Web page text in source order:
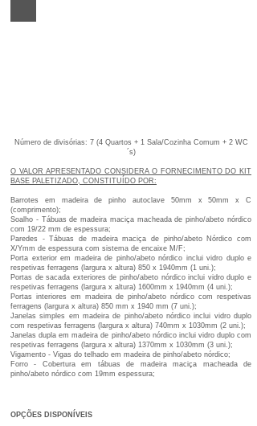
Número de divisórias: 7 (4 Quartos + 1 Sala/Cozinha Comum + 2 WC
´s)
O VALOR APRESENTADO CONSIDERA O FORNECIMENTO DO KIT
BASE PALETIZADO, CONSTITUÍDO POR:
Barrotes em madeira de pinho autoclave 50mm x 50mm x C
(comprimento);
Soalho - Tábuas de madeira maciça macheada de pinho/abeto nórdico
com 19/22 mm de espessura;
Paredes - Tábuas de madeira maciça de pinho/abeto Nórdico com
X/Ymm de espessura com sistema de encaixe M/F;
Porta exterior em madeira de pinho/abeto nórdico inclui vidro duplo e
respetivas ferragens (largura x altura) 850 x 1940mm (1 uni.);
Portas de sacada exteriores de pinho/abeto nórdico inclui vidro duplo e
respetivas ferragens (largura x altura) 1600mm x 1940mm (4 uni.);
Portas interiores em madeira de pinho/abeto nórdico com respetivas
ferragens (largura x altura) 850 mm x 1940 mm (7 uni.);
Janelas simples em madeira de pinho/abeto nórdico inclui vidro duplo
com respetivas ferragens (largura x altura) 740mm x 1030mm (2 uni.);
Janelas dupla em madeira de pinho/abeto nórdico inclui vidro duplo com
respetivas ferragens (largura x altura) 1370mm x 1030mm (3 uni.);
Vigamento - Vigas do telhado em madeira de pinho/abeto nórdico;
Forro - Cobertura em tábuas de madeira maciça macheada de
pinho/abeto nórdico com 19mm espessura;
OPÇÕES DISPONÍVEIS